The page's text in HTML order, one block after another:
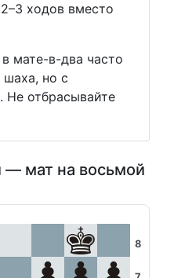
ходов вместо
мате-в-два часто
но с
Не отбрасывайте
— мат на восьмой
8